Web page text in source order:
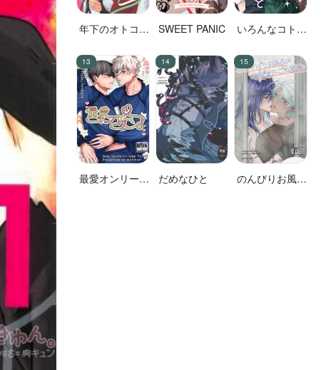
年下のオトコノ
SWEET PANIC
いろんなコト、
最愛オンリーワ
だめなひと
のんびりお風呂